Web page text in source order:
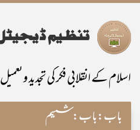
اسلام کے انقلابی فکر کی تجدید و تعمیل
باب:باب: ششم